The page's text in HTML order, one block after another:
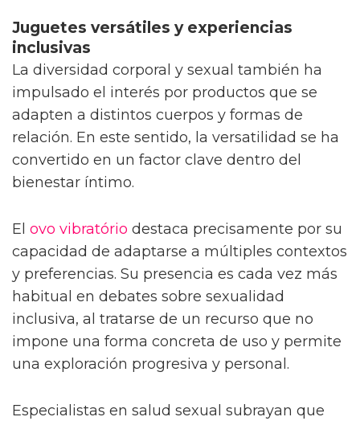
Juguetes versátiles y experiencias
inclusivas
La diversidad corporal y sexual también ha
impulsado el interés por productos que se
adapten a distintos cuerpos y formas de
relación. En este sentido, la versatilidad se ha
convertido en un factor clave dentro del
bienestar íntimo.
El ovo vibratório destaca precisamente por su
capacidad de adaptarse a múltiples contextos
y preferencias. Su presencia es cada vez más
habitual en debates sobre sexualidad
inclusiva, al tratarse de un recurso que no
impone una forma concreta de uso y permite
una exploración progresiva y personal.
Especialistas en salud sexual subrayan que